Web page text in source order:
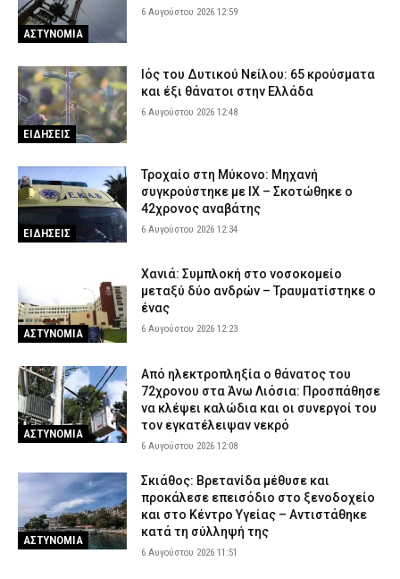
ΑΣΤΥΝΟΜΙΑ
6 Αυγούστου 2026 12:59
ΕΙΔΗΣΕΙΣ
Ιός του Δυτικού Νείλου: 65 κρούσματα
και έξι θάνατοι στην Ελλάδα
6 Αυγούστου 2026 12:48
ΕΙΔΗΣΕΙΣ
Τροχαίο στη Μύκονο: Μηχανή
συγκρούστηκε με ΙΧ – Σκοτώθηκε ο
42χρονος αναβάτης
6 Αυγούστου 2026 12:34
ΑΣΤΥΝΟΜΙΑ
Χανιά: Συμπλοκή στο νοσοκομείο
μεταξύ δύο ανδρών – Τραυματίστηκε ο
ένας
6 Αυγούστου 2026 12:23
ΑΣΤΥΝΟΜΙΑ
Από ηλεκτροπληξία ο θάνατος του
72χρονου στα Άνω Λιόσια: Προσπάθησε
να κλέψει καλώδια και οι συνεργοί του
τον εγκατέλειψαν νεκρό
6 Αυγούστου 2026 12:08
ΑΣΤΥΝΟΜΙΑ
Σκιάθος: Βρετανίδα μέθυσε και
προκάλεσε επεισόδιο στο ξενοδοχείο
και στο Κέντρο Υγείας – Αντιστάθηκε
κατά τη σύλληψή της
6 Αυγούστου 2026 11:51